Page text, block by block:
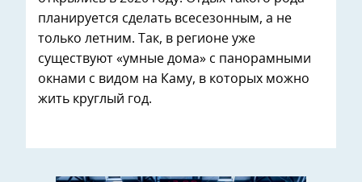
планируется сделать всесезонным, а не
только летним. Так, в регионе уже
существуют «умные дома» с панорамными
окнами с видом на Каму, в которых можно
жить круглый год.